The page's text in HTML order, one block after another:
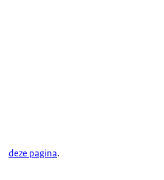
deze pagina.